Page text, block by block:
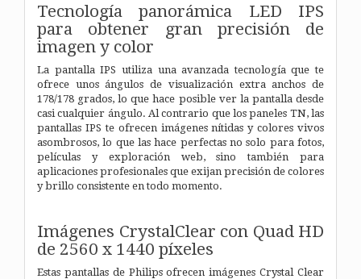
Tecnología panorámica LED IPS
para obtener gran precisión de
imagen y color
La pantalla IPS utiliza una avanzada tecnología que te
ofrece unos ángulos de visualización extra anchos de
178/178 grados, lo que hace posible ver la pantalla desde
casi cualquier ángulo. Al contrario que los paneles TN, las
pantallas IPS te ofrecen imágenes nítidas y colores vivos
asombrosos, lo que las hace perfectas no solo para fotos,
películas y exploración web, sino también para
aplicaciones profesionales que exijan precisión de colores
y brillo consistente en todo momento.
Imágenes CrystalClear con Quad HD
de 2560 x 1440 píxeles
Estas pantallas de Philips ofrecen imágenes Crystal Clear